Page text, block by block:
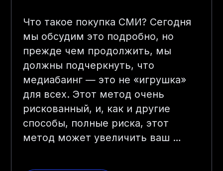
Что такое покупка СМИ? Сегодня
мы обсудим это подробно, но
прежде чем продолжить, мы
должны подчеркнуть, что
медиабаинг — это не «игрушка»
для всех. Этот метод очень
рискованный, и, как и другие
способы, полные риска, этот
метод может увеличить ваш …